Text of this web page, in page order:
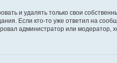
и удалять только свои
Если кто-то уже ответил на
администратор или